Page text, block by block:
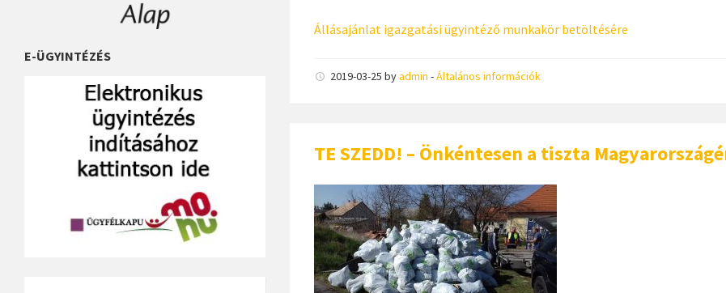
Állásajánlat igazgatási ügyintéző munkakör betöltésére
2019-03-25byadmin -Általános információk
TE SZEDD! – Önkéntesen a tiszta
E-ÜGYINTÉZÉS